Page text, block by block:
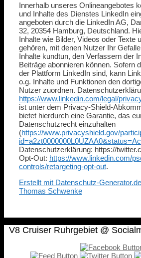
Innerhalb unseres Onlineangebotes
und Inhalte des Dienstes LinkedIn
angeboten durch die LinkedIn AG,
32, 20354 Hamburg, Deutschland.
Inhalte wie Bilder, Videos oder Texte
gehören, mit denen Nutzer Ihr
Inhalte kundtun, den Verfassern der
Beiträge abonnieren können. Sofern
der Plattform LinkedIn sind, kann
o.g. Inhalte und Funktionen den
Nutzer zuordnen.
https://www.linkedin.com/legal/
ist unter dem Privacy-Shield-
bietet hierdurch eine Garantie, das
Datenschutzrecht einzuhalten
(https://www.privacyshield.gov/
Datenschutzerklärung: https://
Opt-Out: https://www.linkedin.com/
controls/retargeting-opt-out.
Erstellt mit Datenschutz-
Thomas Schwenke
V8 Cruiser Ruhrgebiet @